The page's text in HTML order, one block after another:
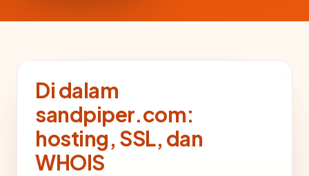
Di dalam
sandpiper.com:
hosting, SSL, dan
WHOIS